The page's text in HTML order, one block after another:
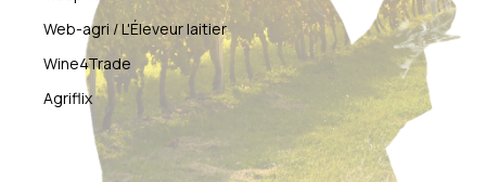
Web-agri / L'Éleveur laitier
Wine4Trade
Agriflix